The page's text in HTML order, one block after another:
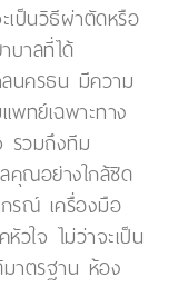
เป็นวิธีผ่าตัดหรือ
บาลที่ได้
นครธน มีความ
ทย์เฉพาะทาง
รวมถึงทีม
คุณอย่างใกล้ชิด
รณ์ เครื่องมือ
วใจ ไม่ว่าจะเป็น
าตรฐาน ห้อง